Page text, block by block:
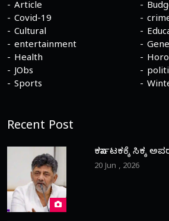
Article
Covid-19
Cultural
entertainment
Health
JObs
Sports
Recent Post
ಕರ್ನಾಟಕಕ್ಕೆ ಸಿಕ್ಕ
20 Jun , 2026